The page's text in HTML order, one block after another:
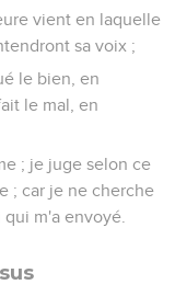
vient en laquelle
sa voix ;
le bien, en
le mal, en
; je juge selon ce
; car je ne cherche
m'a envoyé.